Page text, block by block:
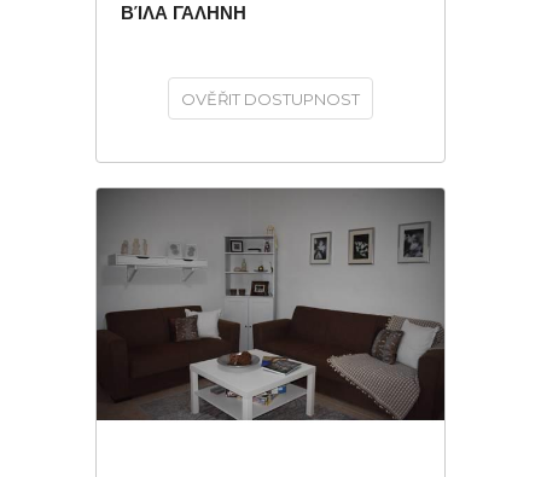
ΒΊΛΑ ΓΑΛΗΝΗ
OVĚŘIT DOSTUPNOST